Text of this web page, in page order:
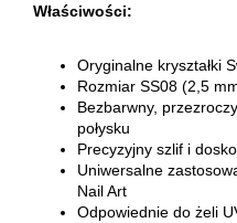
Właściwości:
Oryginalne kryształki
Rozmiar SS08 (2,5
Bezbarwny,
połysku
Precyzyjny szlif i
Uniwersalne
Nail Art
Odpowiednie do żeli